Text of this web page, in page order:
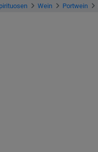
Wein Portwein